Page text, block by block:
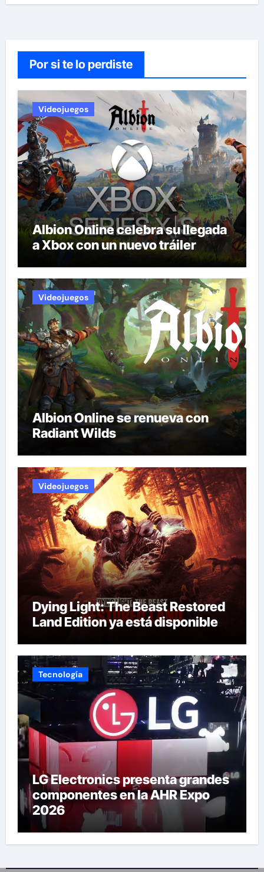
Por si te lo perdiste
Videojuegos
Albion Online celebra su llegada
a Xbox con un nuevo tráiler
Videojuegos
Albion Online se renueva con
Radiant Wilds
Videojuegos
Dying Light: The Beast Restored
Land Edition ya está disponible
Tecnología
LG Electronics presenta grandes
componentes en la AHR Expo
2026